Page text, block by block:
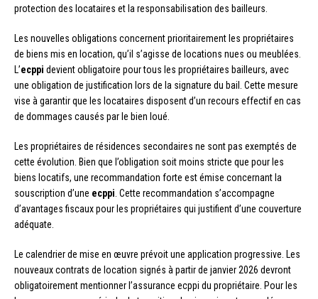
protection des locataires et la responsabilisation des bailleurs.
Les nouvelles obligations concernent prioritairement les propriétaires
de biens mis en location, qu’il s’agisse de locations nues ou meublées.
L’ecppi devient obligatoire pour tous les propriétaires bailleurs, avec
une obligation de justification lors de la signature du bail. Cette mesure
vise à garantir que les locataires disposent d’un recours effectif en cas
de dommages causés par le bien loué.
Les propriétaires de résidences secondaires ne sont pas exemptés de
cette évolution. Bien que l’obligation soit moins stricte que pour les
biens locatifs, une recommandation forte est émise concernant la
souscription d’une ecppi . Cette recommandation s’accompagne
d’avantages fiscaux pour les propriétaires qui justifient d’une couverture
adéquate.
Le calendrier de mise en œuvre prévoit une application progressive. Les
nouveaux contrats de location signés à partir de janvier 2026 devront
obligatoirement mentionner l’assurance ecppi du propriétaire. Pour les